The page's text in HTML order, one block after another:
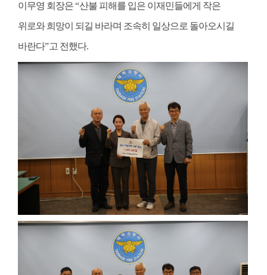
이무영 회장은“산불 피해를 입은 이재민들에게 작은
위로와 희망이 되길 바라며 조속히 일상으로 돌아오시길
바란다”고 전했다.